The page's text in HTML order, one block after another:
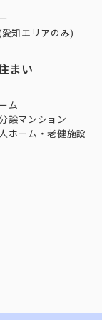
知エリアのみ)
まい
ム
譲マンション
ホーム・老健施設